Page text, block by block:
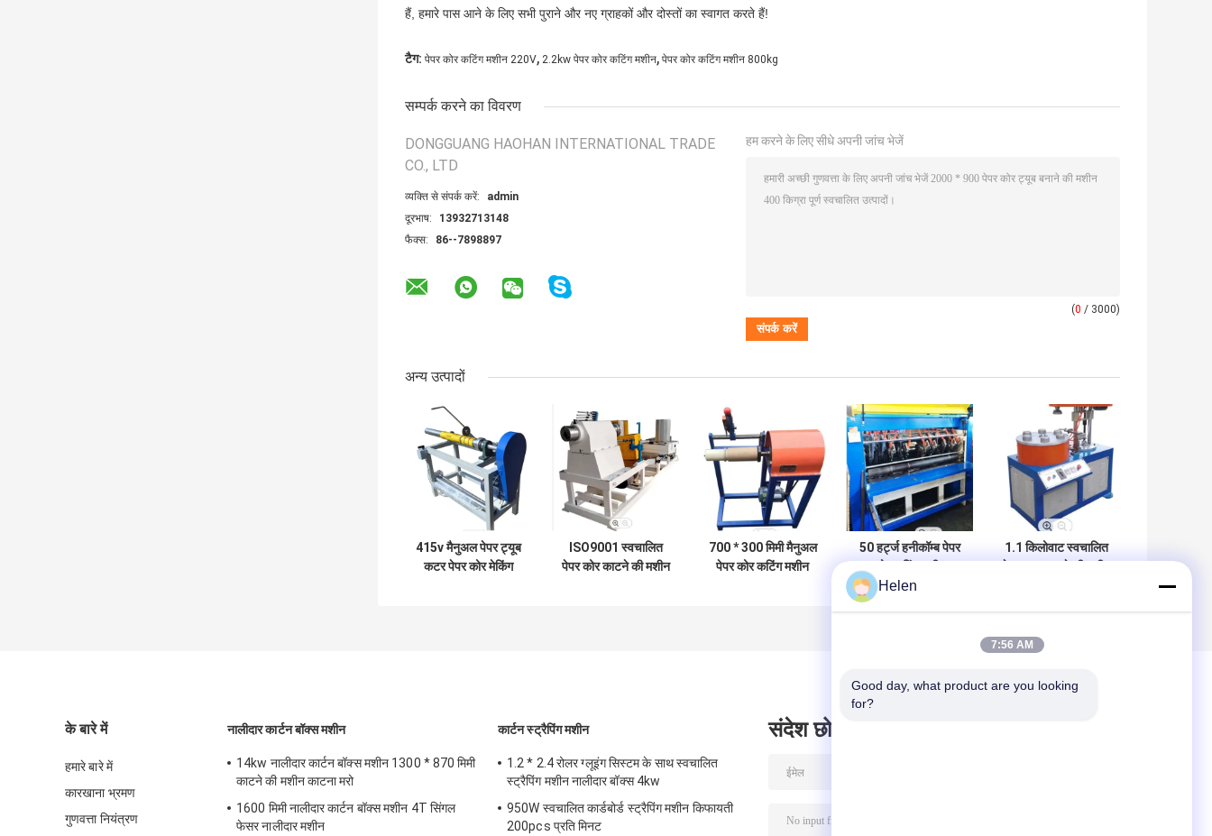
हैं, हमारे पास आने के लिए सभी पुराने और नए ग्राहकों और दोस्तों का स्वागत करते हैं!
टैग: पेपर कोर कटिंग मशीन 220V, 2.2kw पेपर कोर कटिंग मशीन, पेपर कोर कटिंग मशीन 800kg
सम्पर्क करने का विवरण
DONGGUANG HAOHAN INTERNATIONAL TRADE
CO., LTD
व्यक्ति से संपर्क करें:
admin
दूरभाष:
13932713148
फैक्स:
86--7898897
हम करने के लिए सीधे अपनी जांच भेजें
(0 / 3000)
अन्य उत्पादों
415v मैनुअल पेपर ट्यूब
कटर पेपर कोर मेकिंग
ISO9001 स्वचालित
पेपर कोर काटने की मशीन
700 * 300 मिमी मैनुअल
पेपर कोर कटिंग मशीन
50 हर्ट्ज हनीकॉम्ब पेपर
स्वचालित 220V चौड़ाई
1.1 किलोवाट स्वचालित
के बारे में
हमारे बारे में
कारखाना भ्रमण
गुणवत्ता नियंत्रण
नालीदार कार्टन बॉक्स मशीन
14kw नालीदार कार्टन बॉक्स मशीन 1300 * 870 मिमी
काटने की मशीन काटना मरो
1600 मिमी नालीदार कार्टन बॉक्स मशीन 4T सिंगल
फेसर नालीदार मशीन
कार्टन स्ट्रैपिंग मशीन
1.2 * 2.4 रोलर ग्लूइंग सिस्टम के साथ स्वचालित
स्ट्रैपिंग मशीन नालीदार बॉक्स 4kw
950W स्वचालित कार्डबोर्ड स्ट्रैपिंग मशीन किफायती
200pcs प्रति मिनट
संदेश छोड़ दो
Helen
7:56 AM
Good day, what product are you looking
for?